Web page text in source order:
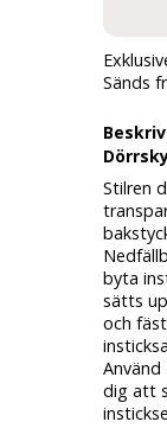
Sänds
Stilren
byta
sätts
och
Använd
dig att